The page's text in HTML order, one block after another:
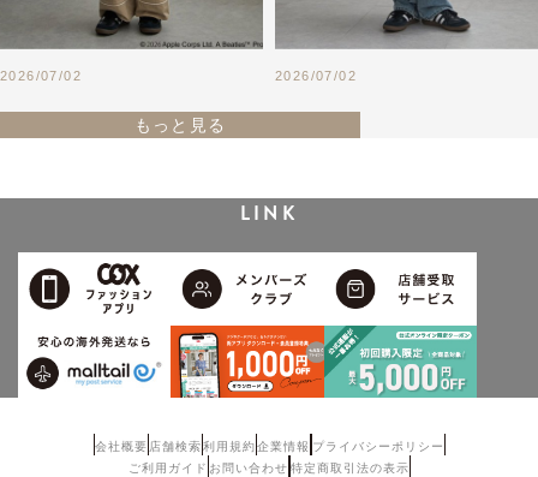
2026/07/02 2026/07/02
もっと見る
LINK
会社概要 店舗検索利用規約企業情報 プライバシーポリシー
ご利用ガイド お問い合わせ 特定商取引法の表示